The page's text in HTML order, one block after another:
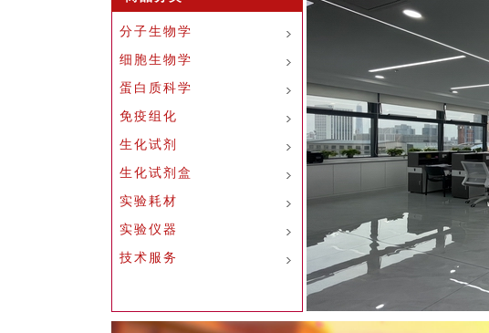
分子生物学
细胞生物学
蛋白质科学
免疫组化
生化试剂
生化试剂盒
实验耗材
实验仪器
技术服务